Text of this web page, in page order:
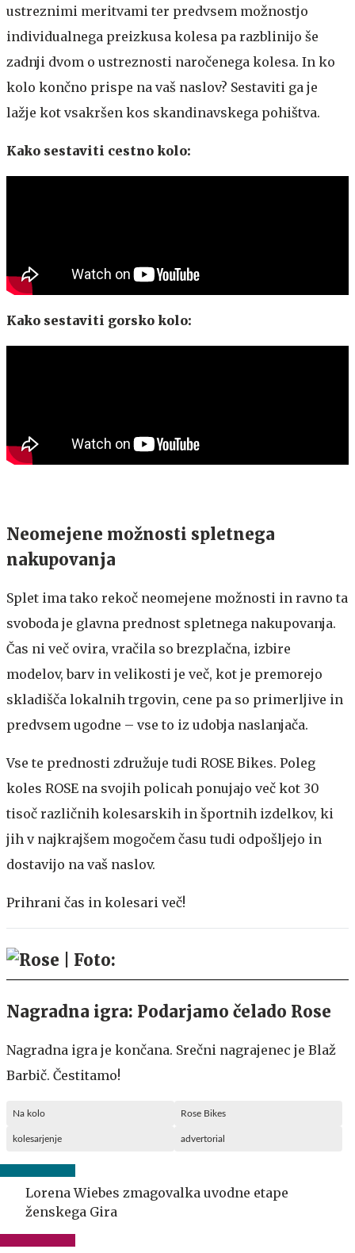
ustreznimi meritvami ter predvsem možnostjo
individualnega preizkusa kolesa pa razblinijo še
zadnji dvom o ustreznosti naročenega kolesa. In ko
kolo končno prispe na vaš naslov? Sestaviti ga je
lažje kot vsakršen kos skandinavskega pohištva.
Kako sestaviti cestno kolo:
Kako sestaviti gorsko kolo:
Neomejene možnosti spletnega
nakupovanja
Splet ima tako rekoč neomejene možnosti in ravno ta
svoboda je glavna prednost spletnega nakupovanja.
Čas ni več ovira, vračila so brezplačna, izbire
modelov, barv in velikosti je več, kot je premorejo
skladišča lokalnih trgovin, cene pa so primerljive in
predvsem ugodne – vse to iz udobja naslanjača.
Vse te prednosti združuje tudi ROSE Bikes. Poleg
koles ROSE na svojih policah ponujajo več kot 30
tisoč različnih kolesarskih in športnih izdelkov, ki
jih v najkrajšem mogočem času tudi odpošljejo in
dostavijo na vaš naslov.
Prihrani čas in kolesari več!
Nagradna igra: Podarjamo čelado Rose
Nagradna igra je končana. Srečni nagrajenec je Blaž
Barbič. Čestitamo!
Na kolo Rose Bikes
kolesarjenje advertorial
Lorena Wiebes zmagovalka uvodne etape
ženskega Gira